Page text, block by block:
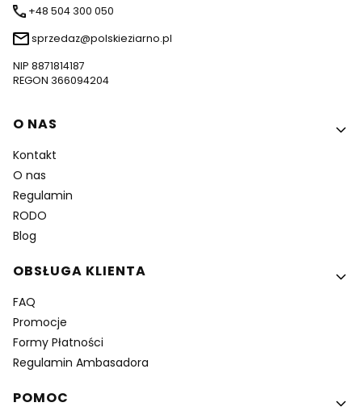
+48 504 300 050
sprzedaz@polskieziarno.pl
NIP 8871814187
REGON 366094204
Linki w stopce
O NAS
Kontakt
O nas
Regulamin
RODO
Blog
OBSŁUGA KLIENTA
FAQ
Promocje
Formy Płatności
Regulamin Ambasadora
POMOC